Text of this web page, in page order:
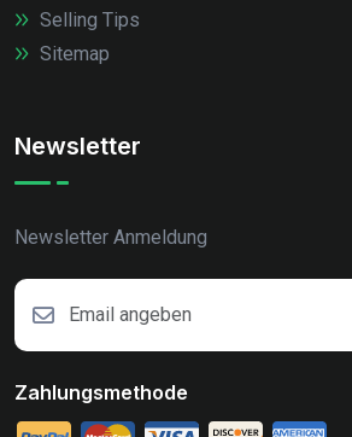
Selling Tips
Sitemap
Newsletter
Newsletter Anmeldung
Zahlungsmethode